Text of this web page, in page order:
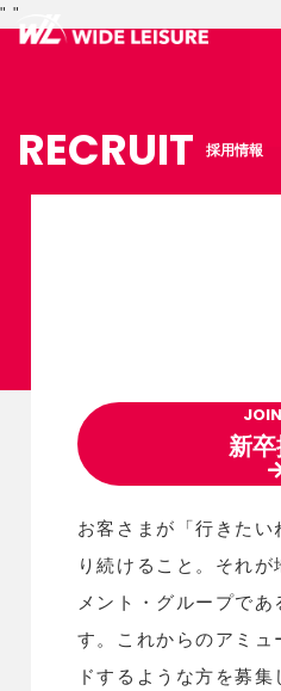
" "
RECRUIT 採用情報
新卒
お客さまが「行きたい
り続けること。それ
メント・グループで
す。これからのアミュ
ドするような方を募集